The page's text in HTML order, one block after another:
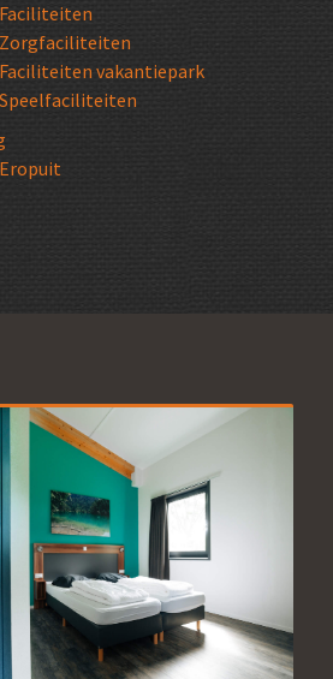
Faciliteiten
Zorgfaciliteiten
Faciliteiten vakantiepark
Speelfaciliteiten
Eropuit